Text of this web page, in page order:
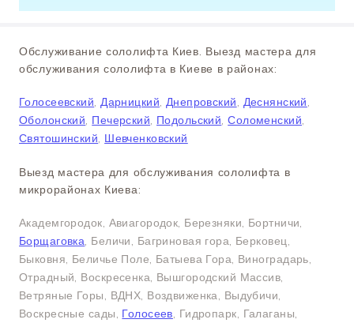
Обслуживание сололифта Киев. Выезд мастера для
обслуживания сололифта в Киеве в районах:
Голосеевский Дарницкий Днепровский Деснянский
Оболонский Печерский Подольский ,Соломенский
Святошинский Шевченковский
Выезд мастера для обслуживания сололифта в
микрорайонах Киева:
Академгородок, Авиагородок, Березняки, Бортничи,
Борщаговка , Беличи, Багриновая гора, Берковец,
Быковня, Беличье Поле, Батыева Гора, Виноградарь,
Отрадный, Воскресенка, Вышгородский Массив,
Ветряные Горы, ВДНХ, Воздвиженка, Выдубичи,
Воскресные сады, Голосеев , Гидропарк, Галаганы,